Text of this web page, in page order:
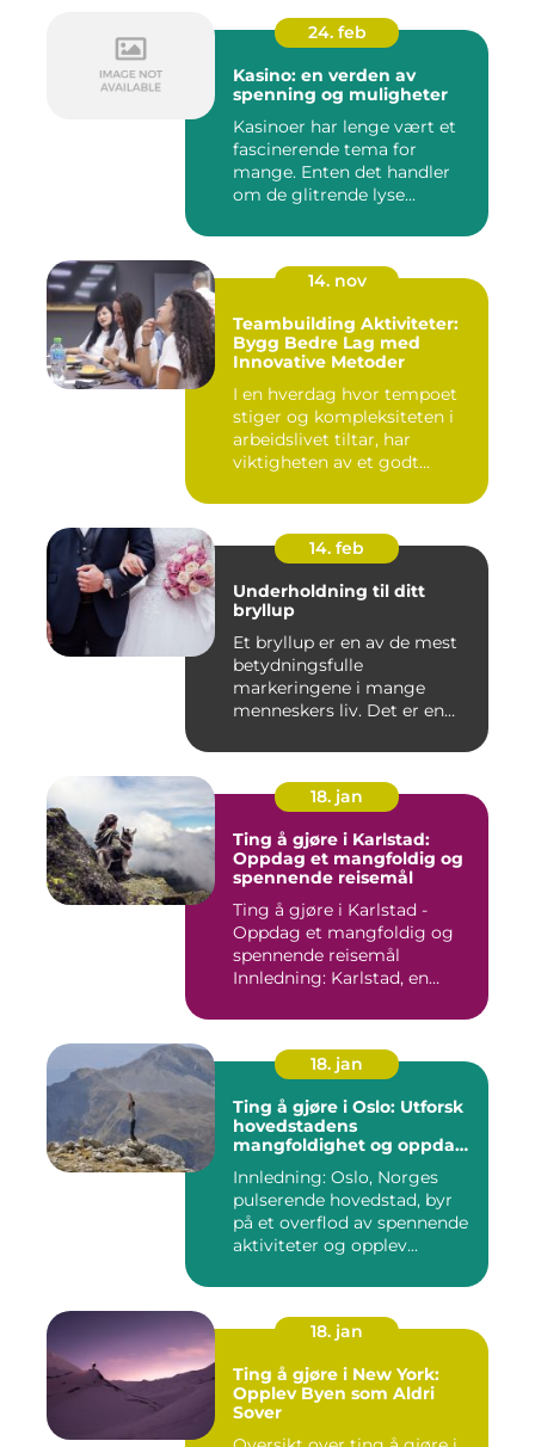
24. feb
Kasino: en verden av
spenning og muligheter
Kasinoer har lenge vært et
fascinerende tema for
mange. Enten det handler
om de glitrende lyse...
14. nov
Teambuilding Aktiviteter:
Bygg Bedre Lag med
Innovative Metoder
I en hverdag hvor tempoet
stiger og kompleksiteten i
arbeidslivet tiltar, har
viktigheten av et godt...
14. feb
Underholdning til ditt
bryllup
Et bryllup er en av de mest
betydningsfulle
markeringene i mange
menneskers liv. Det er en
18. jan
Ting å gjøre i Karlstad:
Oppdag et mangfoldig og
spennende reisemål
Ting å gjøre i Karlstad -
Oppdag et mangfoldig og
spennende reisemål
Innledning: Karlstad, en
18. jan
Ting å gjøre i Oslo: Utforsk
hovedstadens
mangfoldighet og oppdag
Innledning: Oslo, Norges
pulserende hovedstad, byr
på et overflod av spennende
aktiviteter og opplev...
18. jan
Ting å gjøre i New York:
Opplev Byen som Aldri
Sover